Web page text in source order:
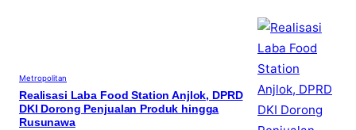
Metropolitan
Realisasi Laba Food Station Anjlok, DPRD
DKI Dorong Penjualan Produk hingga
Rusunawa